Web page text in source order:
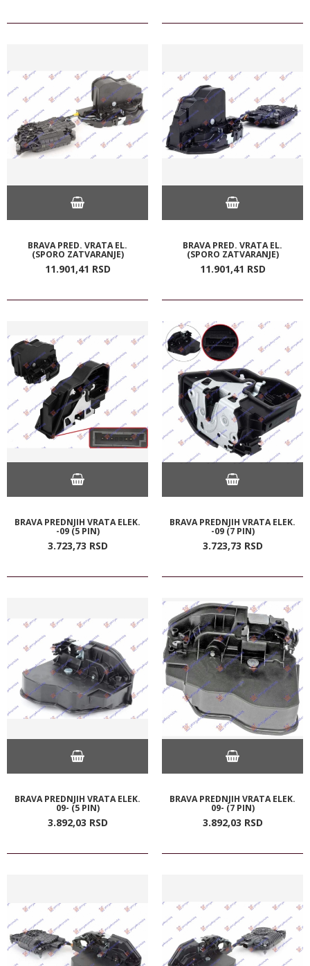
BRAVA PRED. VRATA EL.
(SPORO ZATVARANJE)
11.901,41 RSD
BRAVA PRED. VRATA EL.
(SPORO ZATVARANJE)
11.901,41 RSD
BRAVA PREDNJIH VRATA ELEK.
-09 (5 PIN)
3.723,73 RSD
BRAVA PREDNJIH VRATA ELEK.
-09 (7 PIN)
3.723,73 RSD
BRAVA PREDNJIH VRATA ELEK.
09- (5 PIN)
3.892,03 RSD
BRAVA PREDNJIH VRATA ELEK.
09- (7 PIN)
3.892,03 RSD